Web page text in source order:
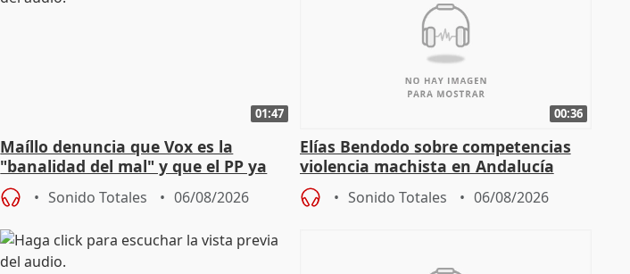
01:47
Maíllo denuncia que Vox es la
"banalidad del mal" y que el PP ya
asume todas sus tesis
Sonido Totales 06/08/2026
00:36
Elías Bendodo sobre competencias
violencia machista en Andalucía
Sonido Totales 06/08/2026